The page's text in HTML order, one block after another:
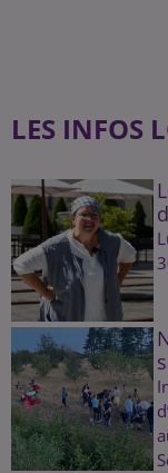
LES INFOS